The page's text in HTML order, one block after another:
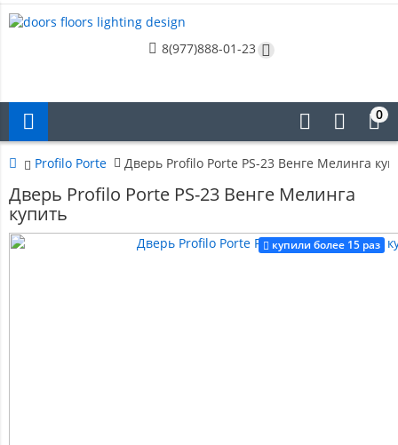
8(977)888-01-23
0
Profilo Porte Дверь Profilo Porte PS-23 Венге Мелинга
Дверь Profilo Porte PS-23 Венге Мелинга
купить
купили более 15 раз